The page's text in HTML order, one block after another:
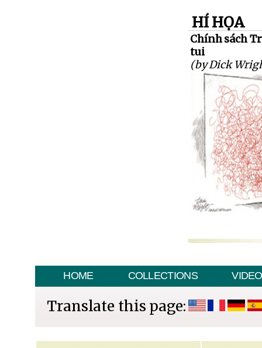
HÍ HỌA
Chính sách
tui
(by Dick
HOME COLLECTIONS VIDEO
Translate this page: